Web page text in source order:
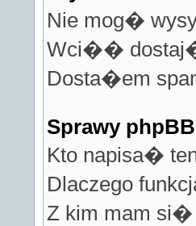
Nie mog�
Wci�� dostaj�
Dosta�em
Sprawy
Kto napisa�
Dlaczego
Z kim mam